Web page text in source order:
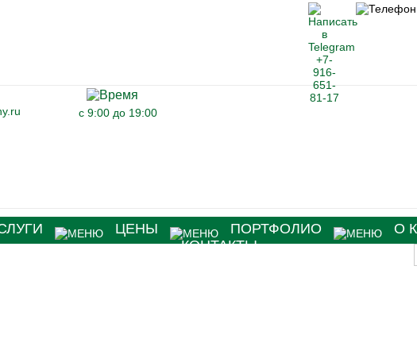
с 9:00 до 19:00
ЦЕНЫ ПОРТФОЛИО
О
КОНТАКТЫ